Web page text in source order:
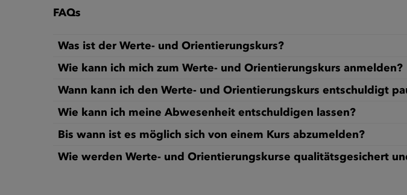
FAQs
Was ist der Werte- und Orientierungskurs?
Wie kann ich mich zum Werte- und Orientierungskurs anmelden?
Wann kann ich den Werte- und Orientierungskurs entschuldigt
Wie kann ich meine Abwesenheit entschuldigen lassen?
Bis wann ist es möglich sich von einem Kurs abzumelden?
Wie werden Werte- und Orientierungskurse qualitätsgesichert